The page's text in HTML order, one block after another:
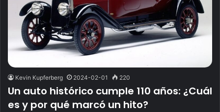
Kevin Kupferberg 2024-02-01 220
Un auto histórico cumple 110 años: ¿Cuál
es y por qué marcó un hito?